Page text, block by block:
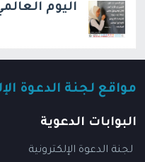
اليوم
مواقع لجنة الدعوة
البوابات الدعوية
لجنة الدعوة الإلكترونية